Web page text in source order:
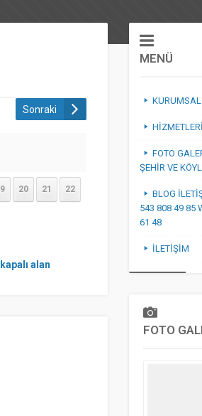
Sonraki
20 21 22
alan
MENÜ
KURUMSAL
FOTO
ŞEHIR VE
BLOG
543 808 49 85
61 48
İLETIŞIM
FOTO